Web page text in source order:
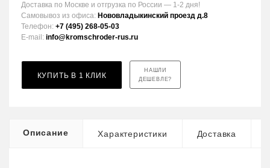
Доставка по Москве и отгрузка по России — 1-2 дня!
Самовывоз из офиса: Нововладыкинский проезд д.8
Телефон: +7 (495) 268-05-03
E-mail: info@kromschroder-rus.ru
КУПИТЬ В 1 КЛИК
НАШЛИ
ДЕШЕВЛЕ?
Описание Характеристики Доставка